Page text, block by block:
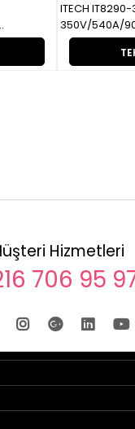
ITECH
350V/540A/
Rejeneratif
Hizmetleri
706 95